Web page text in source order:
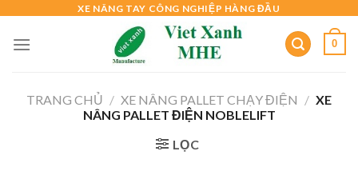
content
XE NÂNG TAY CÔNG NGHIỆP HÀNG ĐẦU
0
TRANG CHỦ / XE NÂNG PALLET CHẠY ĐIỆN / XE
NÂNG PALLET ĐIỆN NOBLELIFT
LỌC